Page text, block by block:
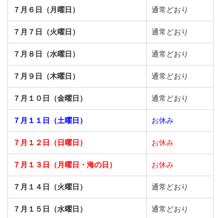
７月６日（月曜日） 通常どおり
７月７日（火曜日） 通常どおり
７月８日（水曜日） 通常どおり
７月９日（木曜日） 通常どおり
７月１０日（金曜日） 通常どおり
７月１１日（土曜日） お休み
７月１２日（日曜日） お休み
７月１３日（月曜日・海の日） お休み
７月１４日（火曜日） 通常どおり
７月１５日（水曜日） 通常どおり